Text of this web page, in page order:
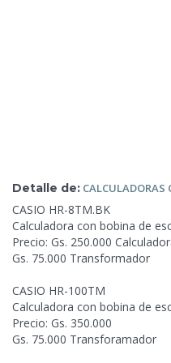
Detalle de: CALCULADORAS
CASIO HR-8TM.BK
Calculadora con bobina de
Precio: Gs. 250.000
Gs. 75.000 Transformador
CASIO HR-100TM
Calculadora con bobina de
Precio: Gs. 350.000
Gs. 75.000 Transforamador